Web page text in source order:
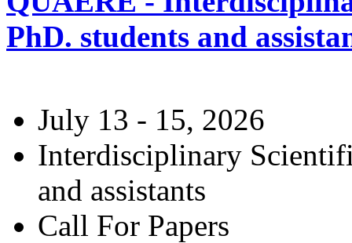
PhD. students and
July 13 - 15, 2026
Interdisciplinary
and assistants
Call For Papers